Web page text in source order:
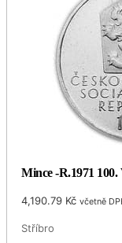
Mince -R.1971
4,190.79 Kč včetně
Stříbro